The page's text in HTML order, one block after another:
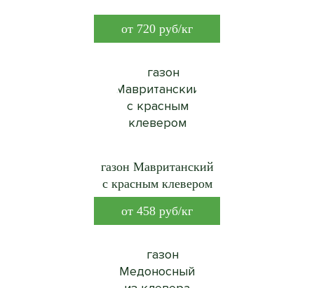
от 720 руб/кг
газон Мавританский
с красным клевером
от 458 руб/кг